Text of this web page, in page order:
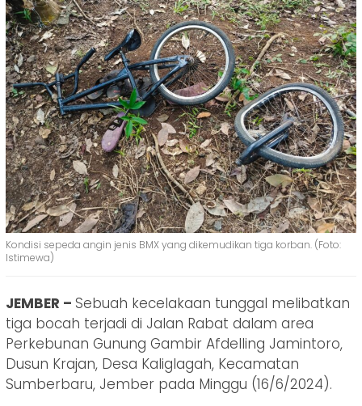
Kondisi sepeda angin jenis BMX yang dikemudikan tiga korban. (Foto:
Istimewa)
JEMBER – Sebuah kecelakaan tunggal melibatkan
tiga bocah terjadi di Jalan Rabat dalam area
Perkebunan Gunung Gambir Afdelling Jamintoro,
Dusun Krajan, Desa Kaliglagah, Kecamatan
Sumberbaru, Jember pada Minggu (16/6/2024).